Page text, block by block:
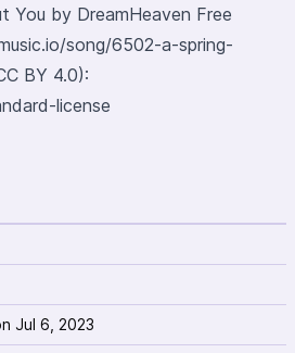
You by DreamHeaven Free
song/6502-a-spring-
BY 4.0):
license
Jul 6, 2023